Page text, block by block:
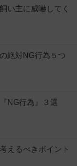
い主に威嚇してく
絶対NG行為５つ
NG行為』３選
えるべきポイント